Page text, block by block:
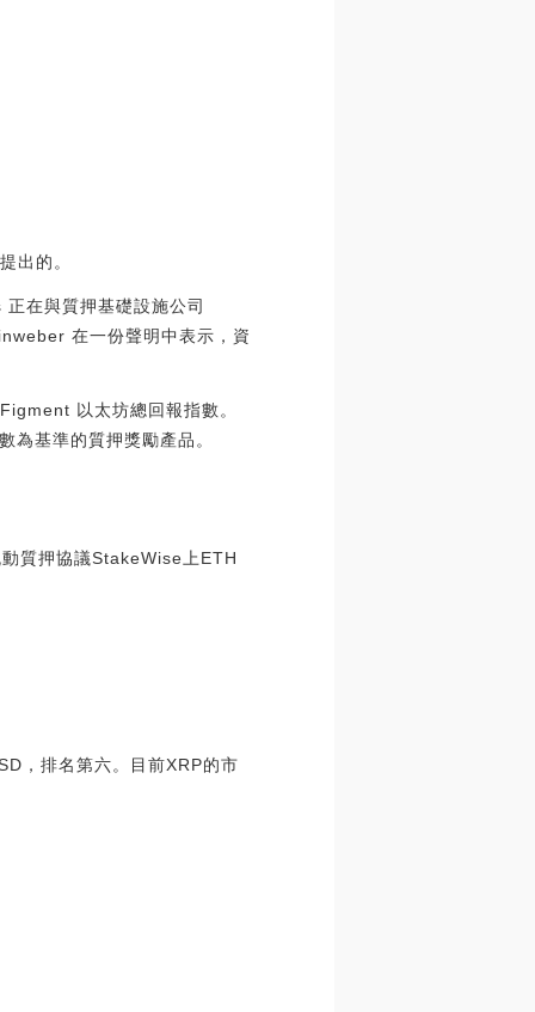
出的。
在與質押基礎設施公司
在一份聲明中表示，資
以太坊總回報指數。
為基準的質押獎勵產品。
質押協議StakeWise上ETH
，排名第六。目前XRP的市